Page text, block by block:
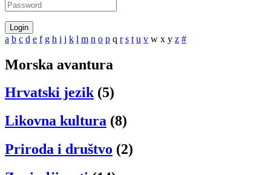
a b c d e f g h i j k l m n o p q r s t u v w x y z #
Morska avantura
Hrvatski jezik (5)
Likovna kultura (8)
Priroda i društvo (2)